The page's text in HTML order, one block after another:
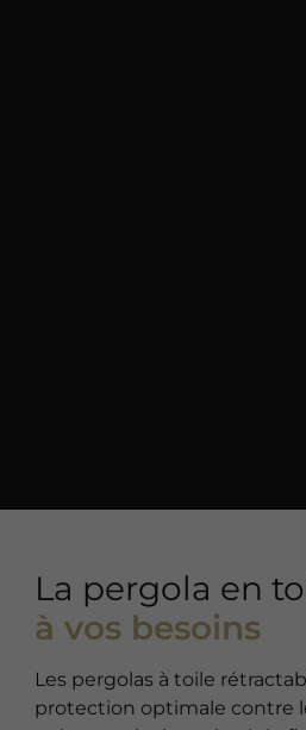
La pergola en
à vos besoins
Les pergolas à toile
protection optimale contre